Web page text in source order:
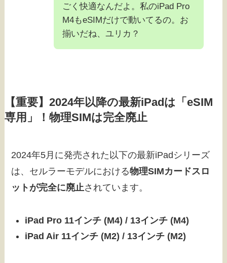
ごく快適なんだよ。私のiPad Pro
M4もeSIMだけで動いてるの。お
揃いだね、ユリカ？
【重要】2024年以降の最新iPadは「eSIM
専用」！物理SIMは完全廃止
2024年5月に発売された以下の最新iPadシリーズ
は、セルラーモデルにおける物理SIMカードスロ
ットが完全に廃止されています。
iPad Pro 11インチ (M4) / 13インチ (M4)
iPad Air 11インチ (M2) / 13インチ (M2)